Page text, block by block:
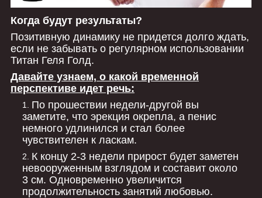
Когда будут результаты?
Позитивную динамику не придется долго ждать,
если не забывать о регулярном использовании
Титан Геля Голд.
Давайте узнаем, о какой временной
перспективе идет речь:
По прошествии недели-другой вы
заметите, что эрекция окрепла, а пенис
немного удлинился и стал более
чувствителен к ласкам.
К концу 2-3 недели прирост будет заметен
невооруженным взглядом и составит около
3 см. Одновременно увеличится
продолжительность занятий любовью.